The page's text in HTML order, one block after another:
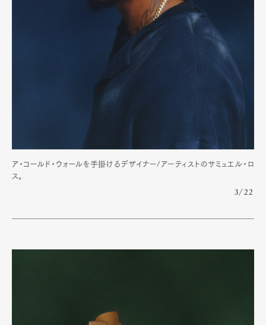
ア・コールド・ウォールを手掛けるデザイナー/アーティストのサミュエル・ロ
ス。
3/22